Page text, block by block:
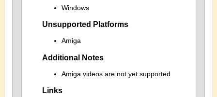
Windows
Unsupported Platforms
Amiga
Additional Notes
Amiga videos are not yet supported
Links